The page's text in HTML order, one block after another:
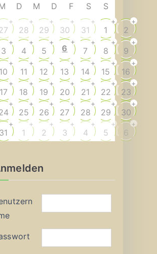
D M D F S S
+
28
+
29
+
30
+
31
+
1
+
2
+
3
+
4
+
5
+
6
+
7
+
8
+
9
+
10
+
11
+
12
+
13
+
14
+
15
+
16
+
17
+
18
+
19
+
20
+
21
+
22
+
23
+
+
25
+
26
+
27
+
28
+
29
+
30
+
31
+
1
+
2
+
3
+
4
+
5
+
6
+